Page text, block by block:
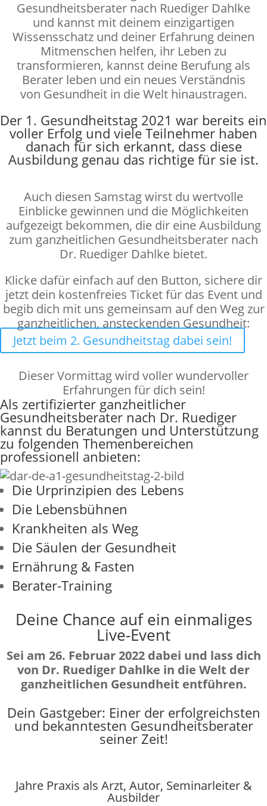
Gesundheitsberater nach Ruediger Dahlke
und kannst mit deinem einzigartigen
Wissensschatz und deiner Erfahrung deinen
Mitmenschen helfen, ihr Leben zu
transformieren, kannst deine Berufung als
Berater leben und ein neues Verständnis
von Gesundheit in die Welt hinaustragen.
Der 1. Gesundheitstag 2021 war bereits ein
voller Erfolg und viele Teilnehmer haben
danach für sich erkannt, dass diese
Ausbildung genau das richtige für sie ist.
Auch diesen Samstag wirst du wertvolle
Einblicke gewinnen und die Möglichkeiten
aufgezeigt bekommen, die dir eine Ausbildung
zum ganzheitlichen Gesundheitsberater nach
Dr. Ruediger Dahlke bietet.
Klicke dafür einfach auf den Button, sichere dir
jetzt dein kostenfreies Ticket für das Event und
begib dich mit uns gemeinsam auf den Weg zur
ganzheitlichen, ansteckenden Gesundheit:
Jetzt beim 2. Gesundheitstag dabei sein!
Dieser Vormittag wird voller wundervoller
Erfahrungen für dich sein!
Als zertifizierter ganzheitlicher
Gesundheitsberater nach Dr. Ruediger
kannst du Beratungen und Unterstützung
zu folgenden Themenbereichen
professionell anbieten:
Die Urprinzipien des Lebens
Die Lebensbühnen
Krankheiten als Weg
Die Säulen der Gesundheit
Ernährung & Fasten
Berater-Training
Deine Chance auf ein einmaliges
Live-Event
Sei am 26. Februar 2022 dabei und lass dich
von Dr. Ruediger Dahlke in die Welt der
ganzheitlichen Gesundheit entführen.
Dein Gastgeber: Einer der erfolgreichsten
und bekanntesten Gesundheitsberater
seiner Zeit!
Jahre Praxis als Arzt, Autor, Seminarleiter &
Ausbilder